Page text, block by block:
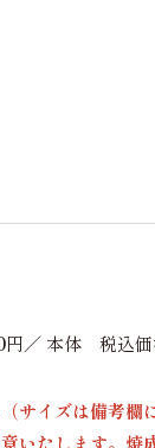
円／ 本体 税込
サイズは備考